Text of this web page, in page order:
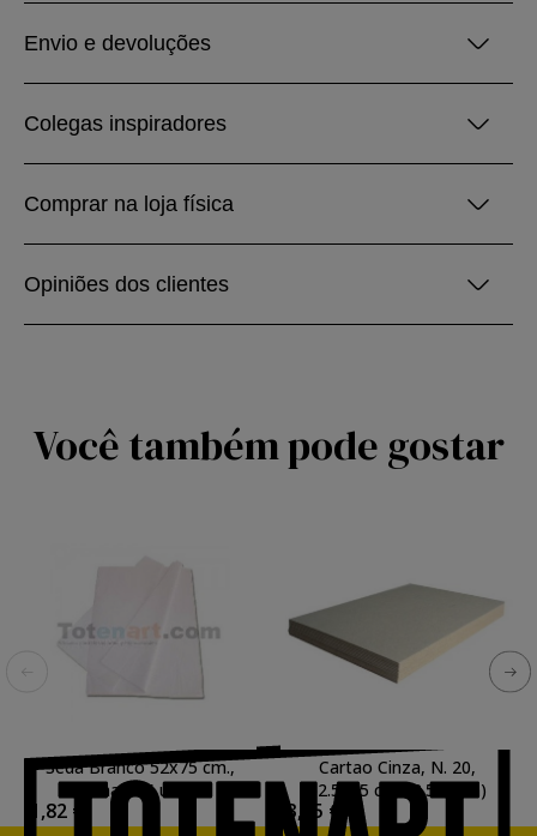
Envio e devoluções
Colegas inspiradores
Comprar na loja física
Opiniões dos clientes
Você também pode gostar
Seda Branco 52x75 cm.,
mao 25 uds
1,82 €
Cartao Cinza, N. 20,
52.5x75 cm. (2.50 mm)
3,95 €